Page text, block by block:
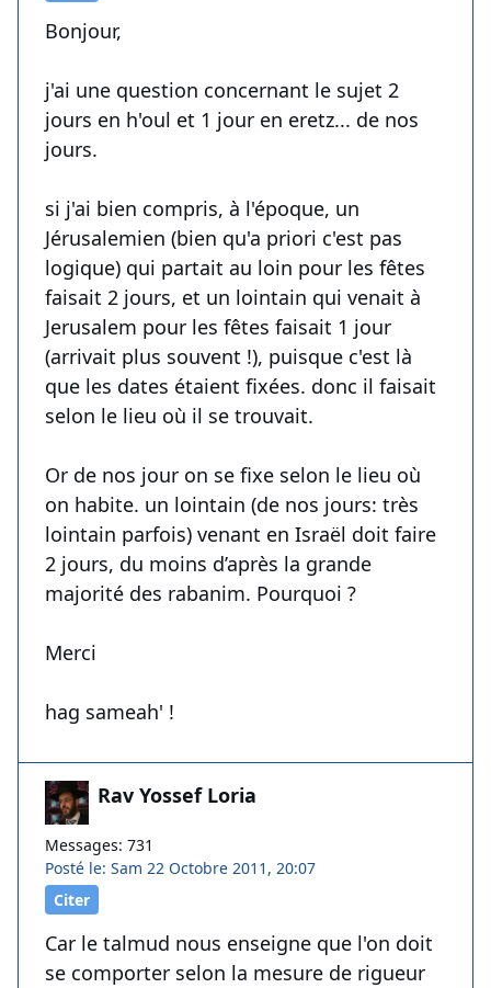
Bonjour,
j'ai une question concernant le sujet 2
jours en h'oul et 1 jour en eretz... de nos
jours.
si j'ai bien compris, à l'époque, un
Jérusalemien (bien qu'a priori c'est pas
logique) qui partait au loin pour les fêtes
faisait 2 jours, et un lointain qui venait à
Jerusalem pour les fêtes faisait 1 jour
(arrivait plus souvent !), puisque c'est là
que les dates étaient fixées. donc il faisait
selon le lieu où il se trouvait.
Or de nos jour on se fixe selon le lieu où
on habite. un lointain (de nos jours: très
lointain parfois) venant en Israël doit faire
2 jours, du moins d’après la grande
majorité des rabanim. Pourquoi ?
Merci
hag sameah' !
Rav Yossef Loria
Messages: 731
Posté le: Sam 22 Octobre 2011, 20:07
Citer
Car le talmud nous enseigne que l'on doit
se comporter selon la mesure de rigueur